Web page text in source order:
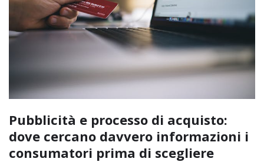
Pubblicità e processo di acquisto:
dove cercano davvero informazioni i
consumatori prima di scegliere